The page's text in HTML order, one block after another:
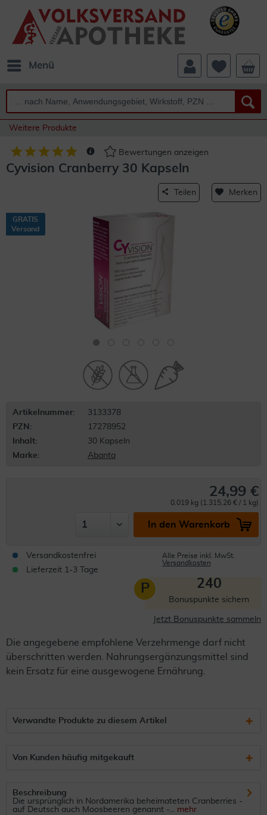
Menü
Weitere Produkte
Bewertungen anzeigen
Cyvision Cranberry 30 Kapseln
Teilen Merken
GRATIS
Versand
Artikelnummer:
3133378
PZN:
17278952
Inhalt:
30 Kapseln
Marke:
Abanta
24,99 €
0.019 kg (1.315,26 € / 1 kg)
In den Warenkorb
Versandkostenfrei
Lieferzeit 1-3 Tage
Alle Preise inkl. MwSt.
Versandkosten
P 240
Bonuspunkte sichern
Jetzt Bonuspunkte sammeln
Die angegebene empfohlene Verzehrmenge darf nicht
überschritten werden. Nahrungsergänzungsmittel sind
kein Ersatz für eine ausgewogene Ernährung.
Verwandte Produkte zu diesem Artikel
Von Kunden häufig mitgekauft
Beschreibung
Die ursprünglich in Nordamerika beheimateten Cranberries -
auf Deutsch auch Moosbeeren genannt -... mehr